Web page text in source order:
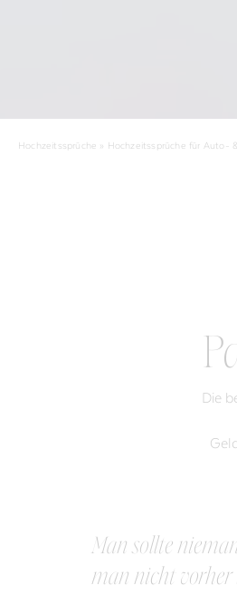
Hochzeitssprüche » Hochzeitssprüche für Auto-
Die
Man sollte
man nicht vorher